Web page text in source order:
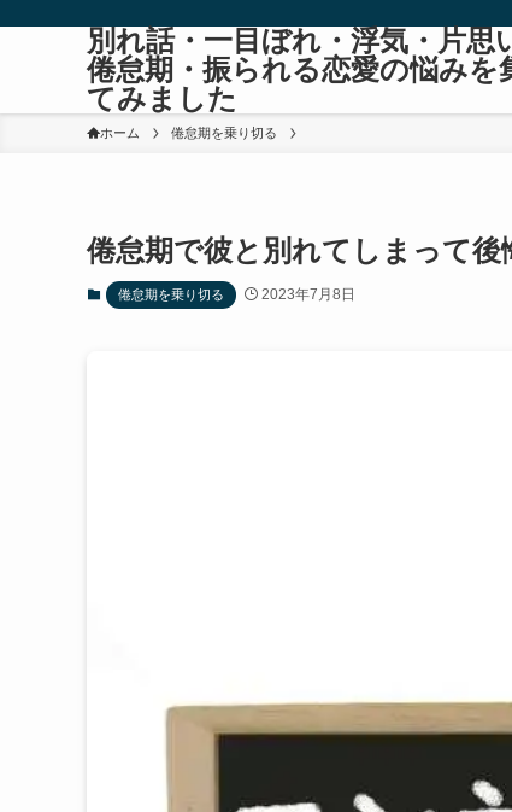
別れ話・一目ぼれ・浮気・片思
倦怠期・振られる恋愛の悩みを
てみました
ホーム 倦怠期を乗り切る
倦怠期で彼と別れてしまって
倦怠期を乗り切る 2023年7月8日